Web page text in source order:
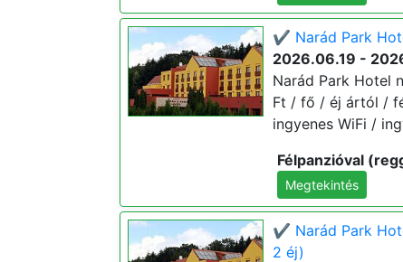
✔️ Narád Park
2026.06.19 -
Narád Park Hotel
Ft / fő / éj ártól /
ingyenes WiFi /
Félpanzióval
Megtekintés
✔️ Narád Park
2 éj)